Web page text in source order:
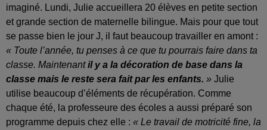
imaginé. Lundi, Julie accueillera 20 élèves en petite section
et grande section de maternelle bilingue. Mais pour que tout
se passe bien le jour J, il faut beaucoup travailler en amont :
« Toute l’année, tu penses à ce que tu pourrais faire dans ta
classe. Maintenantil y a la décoration de base dans la
classe mais le reste sera fait par les enfants. » Julie
utilise beaucoup d’éléments de récupération. Comme
chaque été, la professeure des écoles a aussi préparé son
programme depuis chez elle : « Le travail de motricité fine, la